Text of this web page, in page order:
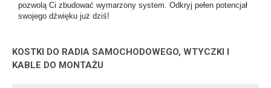
pozwolą Ci zbudować wymarzony system. Odkryj pełen potencjał
swojego dźwięku już dziś!
KOSTKI DO RADIA SAMOCHODOWEGO, WTYCZKI I
KABLE DO MONTAŻU